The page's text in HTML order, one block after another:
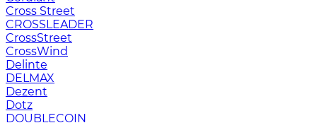
Cross Street
CROSSLEADER
CrossStreet
CrossWind
Delinte
DELMAX
Dezent
Dotz
DOUBLECOIN